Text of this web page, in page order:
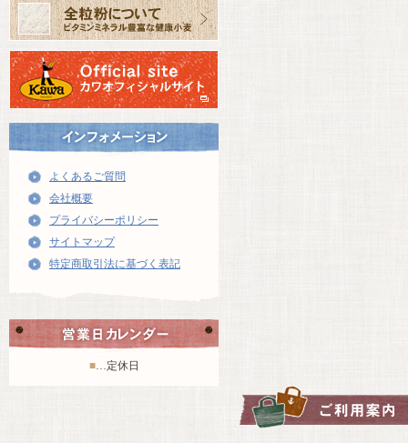
よくあるご質問
会社概要
プライバシーポリシー
サイトマップ
特定商取引法に基づく表記
■…定休日